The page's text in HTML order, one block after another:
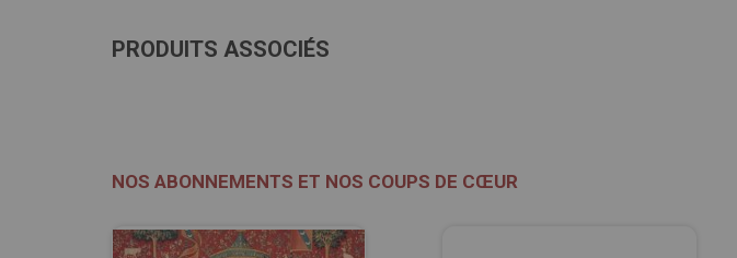
PRODUITS ASSOCIÉS
NOS ABONNEMENTS ET NOS COUPS DE CŒUR